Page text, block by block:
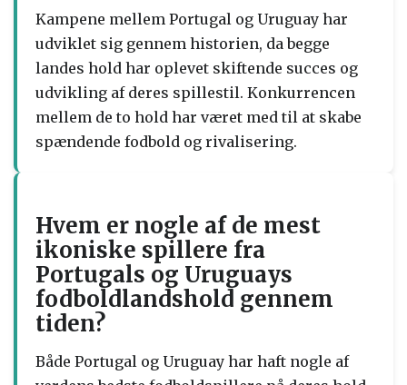
Kampene mellem Portugal og Uruguay har
udviklet sig gennem historien, da begge
landes hold har oplevet skiftende succes og
udvikling af deres spillestil. Konkurrencen
mellem de to hold har været med til at skabe
spændende fodbold og rivalisering.
Hvem er nogle af de mest
ikoniske spillere fra
Portugals og Uruguays
fodboldlandshold gennem
tiden?
Både Portugal og Uruguay har haft nogle af